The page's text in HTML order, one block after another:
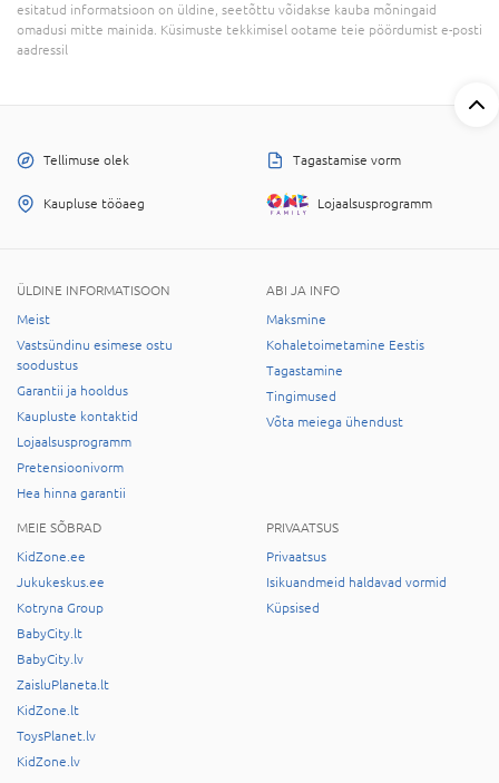
esitatud informatsioon on üldine, seetõttu võidakse kauba mõningaid
omadusi mitte mainida. Küsimuste tekkimisel ootame teie pöördumist e-posti
aadressil
Tellimuse olek Tagastamise vorm
Kaupluse tööaeg Lojaalsusprogramm
ÜLDINE INFORMATISOON
Meist
Vastsündinu esimese ostu
soodustus
Garantii ja hooldus
Kaupluste kontaktid
Lojaalsusprogramm
Pretensioonivorm
Hea hinna garantii
ABI JA INFO
Maksmine
Kohaletoimetamine Eestis
Tagastamine
Tingimused
Võta meiega ühendust
MEIE SÕBRAD
KidZone.ee
Jukukeskus.ee
Kotryna Group
BabyCity.lt
BabyCity.lv
ZaisluPlaneta.lt
KidZone.lt
ToysPlanet.lv
KidZone.lv
PRIVAATSUS
Privaatsus
Isikuandmeid haldavad vormid
Küpsised